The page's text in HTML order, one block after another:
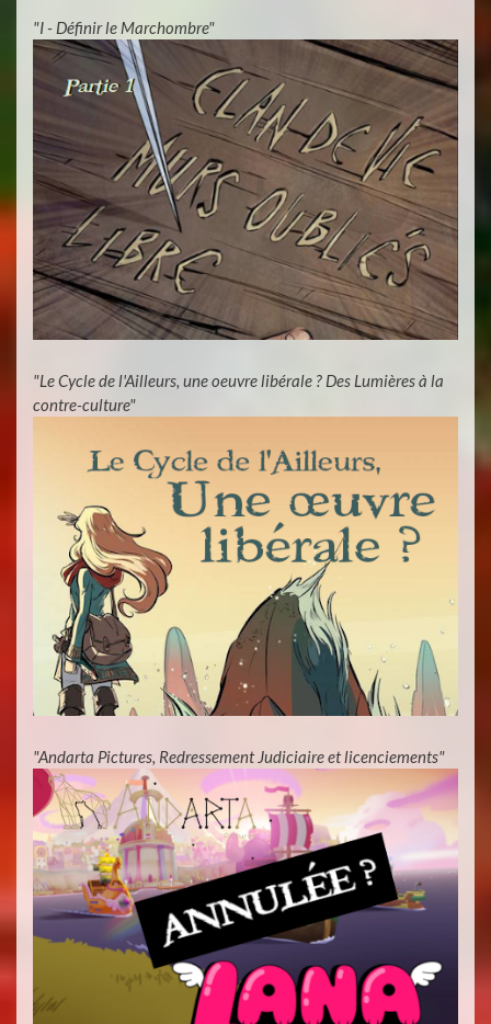
"I - Définir le Marchombre"
"Le Cycle de l'Ailleurs, une oeuvre libérale ? Des Lumières à la
contre-culture"
"Andarta Pictures, Redressement Judiciaire et licenciements"